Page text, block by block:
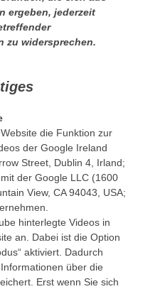
ergeben, jederzeit
zu widersprechen.
die Funktion zur
der Google Ireland
Street, Dublin 4, Irland;
mit der Google LLC (1600
View, CA 94043, USA;
hinterlegte Videos in
an. Dabei ist die Option
aktiviert. Dadurch
über die
Erst wenn Sie sich